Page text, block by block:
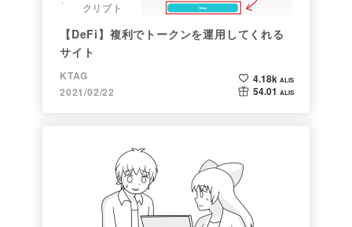
クリプト
【DeFi】複利でトークンを運用してくれる
サイト
KTAG
2021/02/22
4.18k ALIS
54.01 ALIS